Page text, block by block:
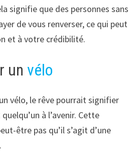
signifie que des personnes sans
de vous renverser, ce qui peut
et à votre crédibilité.
un vélo
vélo, le rêve pourrait signifier
à l’avenir. Cette
être pas qu’il s’agit d’une